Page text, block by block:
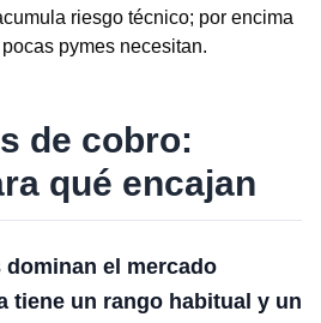
riesgo técnico; por encima
pymes necesitan.
de cobro:
qué encajan
el mercado
tiene un rango habitual y un